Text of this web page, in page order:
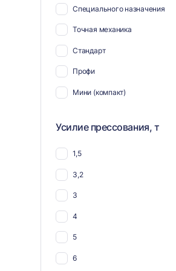
Специального назначения
Точная механика
Стандарт
Профи
Мини (компакт)
Усилие прессования, т
1,5
3,2
3
4
5
6